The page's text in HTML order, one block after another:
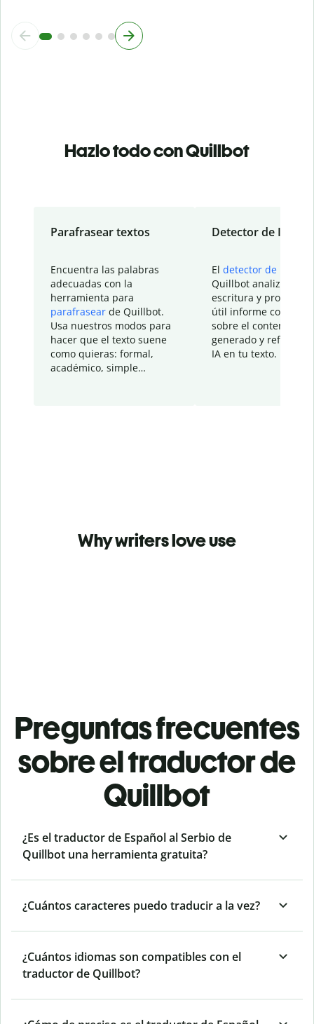
Hazlo todo con Quillbot
Parafrasear textos
Encuentra las palabras
adecuadas con la
herramienta para
parafrasear de Quillbot.
Usa nuestros modos para
hacer que el texto suene
como quieras: formal,
académico, simple…
Detector de IA
El detector de IA
Quillbot analiza tu
escritura y
útil informe con
sobre el contenido
generado y refinado
IA en tu texto.
Why writers love use
Preguntas frecuentes
sobre el traductor de
Quillbot
¿Es el traductor de Español al Serbio de
Quillbot una herramienta gratuita?
¿Cuántos caracteres puedo traducir a la vez?
¿Cuántos idiomas son compatibles con el
traductor de Quillbot?